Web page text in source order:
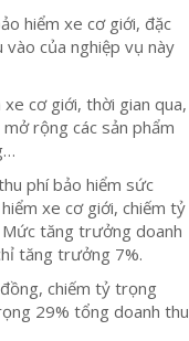
hiểm xe cơ giới, đặc
của nghiệp vụ này
cơ giới, thời gian qua,
rộng các sản phẩm
phí bảo hiểm sức
xe cơ giới, chiếm tỷ
tăng trưởng doanh
tăng trưởng 7%.
chiếm tỷ trọng
29% tổng doanh thu